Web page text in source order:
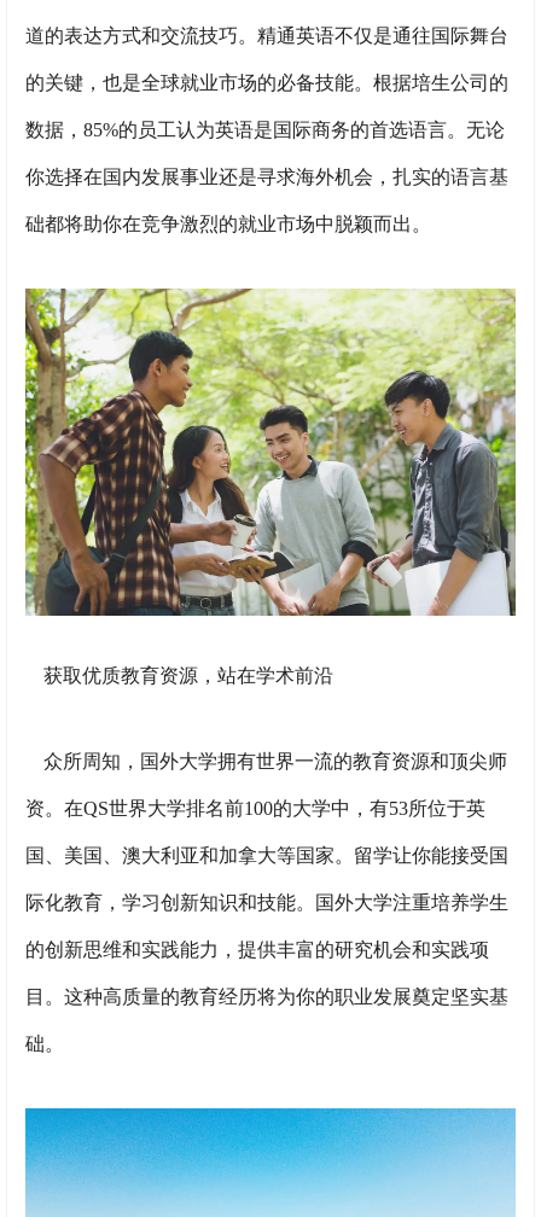
道的表达方式和交流技巧。精通英语不仅是通往国际舞台
的关键，也是全球就业市场的必备技能。根据培生公司的
数据，85%的员工认为英语是国际商务的首选语言。无论
你选择在国内发展事业还是寻求海外机会，扎实的语言基
础都将助你在竞争激烈的就业市场中脱颖而出。
获取优质教育资源，站在学术前沿
众所周知，国外大学拥有世界一流的教育资源和顶尖师
资。在QS世界大学排名前100的大学中，有53所位于英
国、美国、澳大利亚和加拿大等国家。留学让你能接受国
际化教育，学习创新知识和技能。国外大学注重培养学生
的创新思维和实践能力，提供丰富的研究机会和实践项
目。这种高质量的教育经历将为你的职业发展奠定坚实基
础。